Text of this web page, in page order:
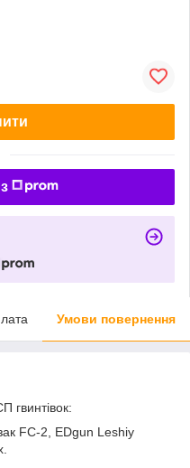
Умови повернення
гвинтівок:
FC-2, EDgun Leshiy